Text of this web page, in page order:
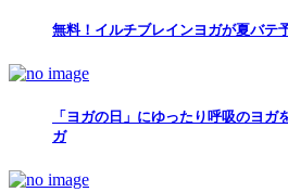
無料！イルチブレインヨガが夏バテ
「ヨガの日」にゆったり呼吸のヨガ
ガ